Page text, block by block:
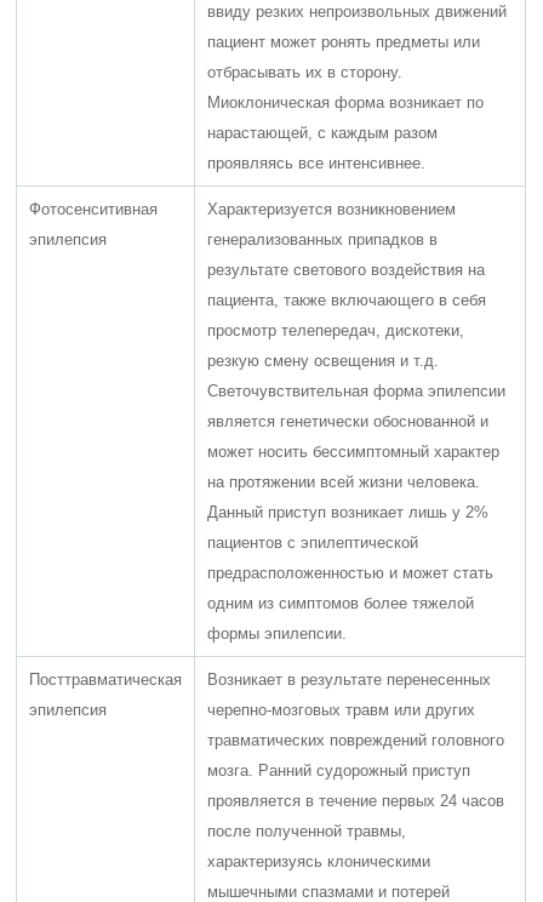
ввиду резких непроизвольных движений
пациент может ронять предметы или
отбрасывать их в сторону.
Миоклоническая форма возникает по
нарастающей, с каждым разом
проявляясь все интенсивнее.
Фотосенситивная
эпилепсия
Характеризуется возникновением
генерализованных припадков в
результате светового воздействия на
пациента, также включающего в себя
просмотр телепередач, дискотеки,
резкую смену освещения и т.д.
Светочувствительная форма эпилепсии
является генетически обоснованной и
может носить бессимптомный характер
на протяжении всей жизни человека.
Данный приступ возникает лишь у 2%
пациентов с эпилептической
предрасположенностью и может стать
одним из симптомов более тяжелой
формы эпилепсии.
Посттравматическая
эпилепсия
Возникает в результате перенесенных
черепно-мозговых травм или других
травматических повреждений головного
мозга. Ранний судорожный приступ
проявляется в течение первых 24 часов
после полученной травмы,
характеризуясь клоническими
мышечными спазмами и потерей